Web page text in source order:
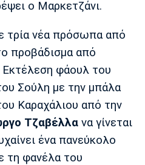
ο Μαρκετζάνι.
τρία νέα πρόσωπα από
προβάδισμα από
φάουλ του
Σούλη με την μπάλα
Καραχάλιου από την
Τζαβέλλα να γίνεται
ένα πανεύκολο
τη φανέλα του